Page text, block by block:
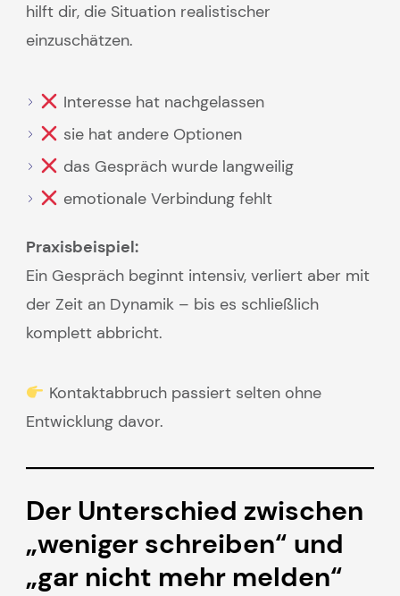
hilft dir, die Situation realistischer
einzuschätzen.
Interesse hat nachgelassen
sie hat andere Optionen
das Gespräch wurde langweilig
emotionale Verbindung fehlt
Praxisbeispiel:
Ein Gespräch beginnt intensiv, verliert aber mit
der Zeit an Dynamik – bis es schließlich
komplett abbricht.
Kontaktabbruch passiert selten ohne
Entwicklung davor.
Der Unterschied zwischen
„weniger schreiben“ und
„gar nicht mehr melden“